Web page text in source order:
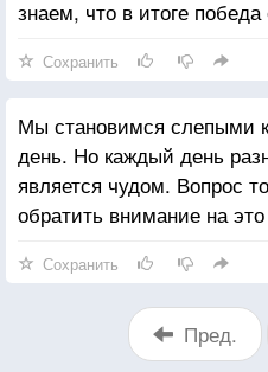
знаем, что в итоге победа
Сохранить
Мы становимся слепыми
день. Но каждый день
является чудом. Вопрос
обратить внимание на
Сохранить
Пред.